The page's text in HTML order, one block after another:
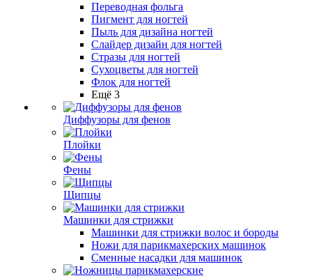
Переводная фольга
Пигмент для ногтей
Пыль для дизайна ногтей
Слайдер дизайн для ногтей
Стразы для ногтей
Сухоцветы для ногтей
Флок для ногтей
Ещё 3
Диффузоры для фенов
Плойки
Фены
Щипцы
Машинки для стрижки
Машинки для стрижки волос и бороды
Ножи для парикмахерских машинок
Сменные насадки для машинок